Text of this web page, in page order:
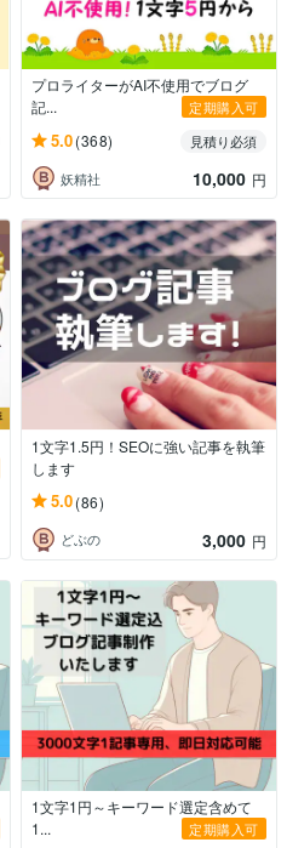
プロライターがAI不使用でブログ
記...
定期購入可
5.0(368)
見積り必須
妖精社
10,000 円
1文字1.5円！SEOに強い記事を執筆
します
5.0(86)
どぶの 3,000 円
1文字1円～キーワード選定含めて
1...
定期購入可